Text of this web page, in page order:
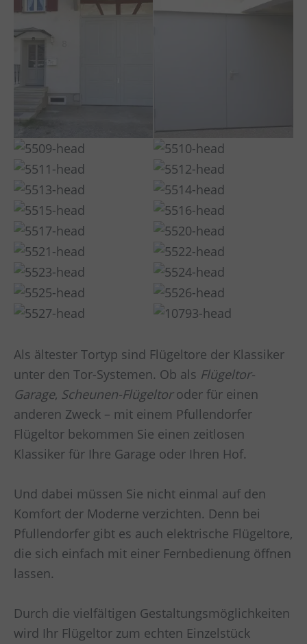
Als ältester Tortyp sind Flügeltore der Klassiker
unter den Tor-Systemen. Ob als Flügeltor-
Garage, Scheunen-Flügeltoroder für einen
anderen Zweck – mit einem Pfullendorfer
Flügeltor bekommen Sie einen zeitlosen
Klassiker für Ihre Garage oder Ihren Hof.
Und dabei müssen Sie nicht einmal auf den
Komfort der Moderne verzichten. Denn bei
Pfullendorfer gibt es auch elektrische Flügeltore,
die sich einfach mit einer Fernbedienung öffnen
lassen.
Durch die vielfältigen Gestaltungsmöglichkeiten
wird Ihr Flügeltor zum echten Einzelstück